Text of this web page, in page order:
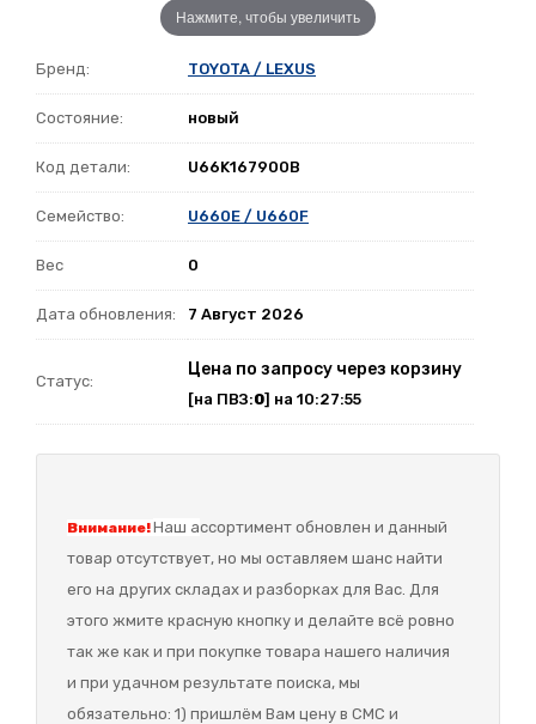
Нажмите, чтобы увеличить
Бренд: TOYOTA / LEXUS
Состояние: новый
Код детали: U66K167900B
Семейство: U660E / U660F
Вес 0
Дата обновления: 7 Август 2026
Статус:
Цена по запросу через корзину
[на ПВЗ:0] на 10:27:55
Внимание!Наш ассортимент обновлен и данный
товар отсутствует, но мы оставляем шанс найти
его на других складах и разборках для Вас. Для
этого жмите красную кнопку и делайте всё ровно
так же как и при покупке товара нашего наличия
и при удачном результате поиска, мы
обязательно: 1) пришлём Вам цену в СМС и